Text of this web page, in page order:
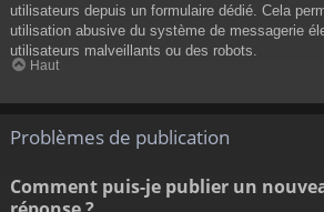
utilisateurs depuis un formulaire dédié. Cela
utilisation abusive du système de messagerie
utilisateurs malveillants ou des robots.
Haut
Problèmes de publication
Comment puis-je publier un